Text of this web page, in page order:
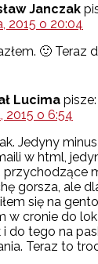
Janczak
2015 o 20:04
🙂 Teraz
Lucima pisze:
2015 o 6:54
Jedyny
w html,
gorsza, ale
się na
w cronie do
do tego na
Teraz to